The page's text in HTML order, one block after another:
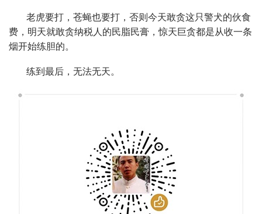
老虎要打，苍蝇也要打，否则今天敢贪这只警犬的伙食
费，明天就敢贪纳税人的民脂民膏，惊天巨贪都是从收一条
烟开始练胆的。
练到最后，无法无天。